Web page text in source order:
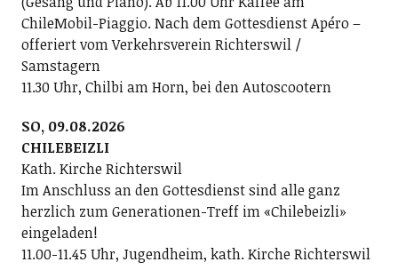
ChileMobil-Piaggio. Nach dem Gottesdienst Apéro –
offeriert vom Verkehrsverein Richterswil /
Samstagern
11.30 Uhr, Chilbi am Horn, bei den Autoscootern
SO, 09.08.2026
CHILEBEIZLI
Kath. Kirche Richterswil
Im Anschluss an den Gottesdienst sind alle ganz
herzlich zum Generationen-Treff im «Chilebeizli»
eingeladen!
11.00-11.45 Uhr, Jugendheim, kath. Kirche Richterswil